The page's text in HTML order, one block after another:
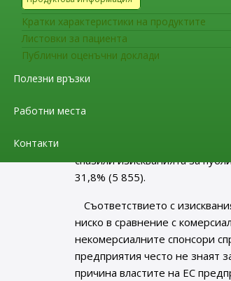
Кратки характеристики на продуктите
Листовки за пациента
Публични оценъчни доклади
Полезни връзки
Работни места
Контакти
Спонсорите са задължени
клинични изпитвания в
изпитвания на ЕС (
една година след края на
също се споделя на
спазили изискванията за
31,8% (5 855).
Съответствието с
ниско в сравнение с
некомерсиалните спонсори
предприятия често не знаят
причина властите на ЕС